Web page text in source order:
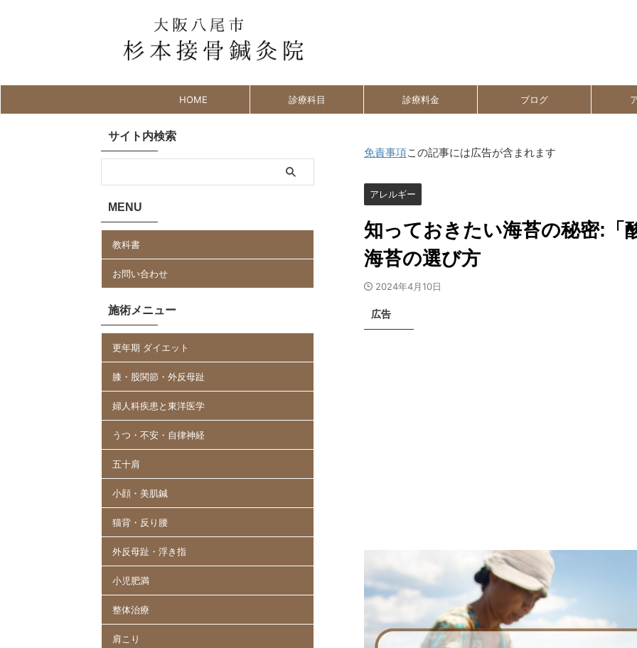
HOME 診療科目 診療料金 ブログ
免責事項この記事には広告が含まれます
アレルギー
知っておきたい海苔の秘密:「
海苔の選び方
2024年4月10日
広告
サイト内検索
MENU
教科書
お問い合わせ
施術メニュー
更年期 ダイエット
膝・股関節・外反母趾
婦人科疾患と東洋医学
うつ・不安・自律神経
五十肩
小顔・美肌鍼
猫背・反り腰
外反母趾・浮き指
小児肥満
整体治療
肩こり